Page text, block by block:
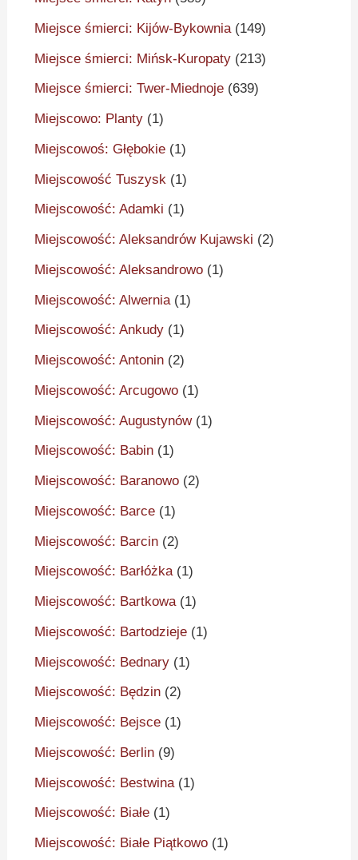
Miejsce śmierci: Kijów-Bykownia(149)
Miejsce śmierci: Mińsk-Kuropaty (213)
Miejsce śmierci: Twer-Miednoje (639)
Miejscowo: Planty (1)
Miejscowoś: Głębokie (1)
Miejscowość Tuszysk (1)
Miejscowość: Adamki (1)
Miejscowość: Aleksandrów Kujawski (2)
Miejscowość: Aleksandrowo (1)
Miejscowość: Alwernia (1)
Miejscowość: Ankudy (1)
Miejscowość: Antonin (2)
Miejscowość: Arcugowo (1)
Miejscowość: Augustynów(1)
Miejscowość: Babin (1)
Miejscowość: Baranowo (2)
Miejscowość: Barce (1)
Miejscowość: Barcin (2)
Miejscowość: Barłóżka(1)
Miejscowość: Bartkowa(1)
Miejscowość: Bartodzieje (1)
Miejscowość: Bednary (1)
Miejscowość: Będzin (2)
Miejscowość: Bejsce (1)
Miejscowość: Berlin (9)
Miejscowość: Bestwina (1)
Miejscowość: Białe (1)
Miejscowość: Białe Piątkowo (1)